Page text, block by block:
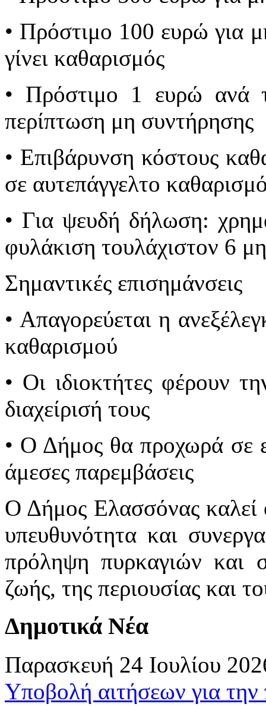
• Πρόστιμο 100 ευρώ για
γίνει καθαρισμός
• Πρόστιμο 1 ευρώ ανά
περίπτωση μη συντήρησης
• Επιβάρυνση κόστους
σε αυτεπάγγελτο
• Για ψευδή δήλωση:
φυλάκιση τουλάχιστον 6
Σημαντικές επισημάνσεις
• Απαγορεύεται η
καθαρισμού
• Οι ιδιοκτήτες φέρουν
διαχείρισή τους
• Ο Δήμος θα προχωρά σε
άμεσες παρεμβάσεις
Ο Δήμος Ελασσόνας καλεί
υπευθυνότητα και
πρόληψη πυρκαγιών και
ζωής, της περιουσίας και
Δημοτικά Νέα
Παρασκευή 24 Ιουλίου
Υποβολή αιτήσεων για